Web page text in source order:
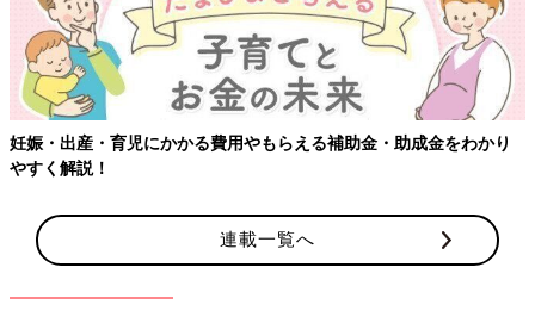
妊娠・出産・育児にかかる費用やもらえる補助金・助成金をわかり
やすく解説！
連載一覧へ